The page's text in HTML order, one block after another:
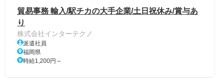
貿易事務 輸入/駅チカの大手企業/土日祝休み/賞与あ
り
株式会社インターテクノ
派遣社員
福岡県
時給1,200円～